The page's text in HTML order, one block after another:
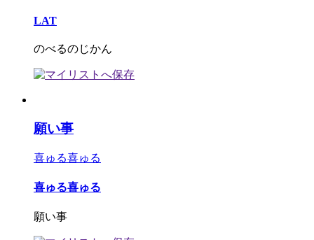
LAT
のべるのじかん
願い事
喜ゅる喜ゅる
喜ゅる喜ゅる
願い事